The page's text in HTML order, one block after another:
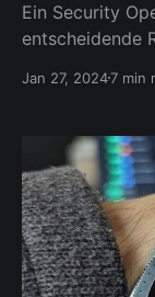
Ein Security
entscheidende
Responses im
Prozessen: * Playbooks helfen bei der
Incident
Teammitglieder
Jan 27, 20247 min